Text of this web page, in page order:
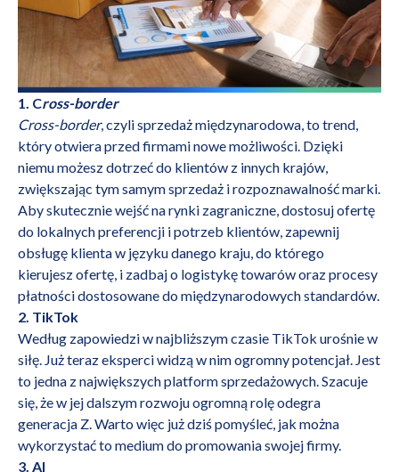
1. Cross-border
Cross-border, czyli sprzedaż międzynarodowa, to trend,
który otwiera przed firmami nowe możliwości. Dzięki
niemu możesz dotrzeć do klientów z innych krajów,
zwiększając tym samym sprzedaż i rozpoznawalność marki.
Aby skutecznie wejść na rynki zagraniczne, dostosuj ofertę
do lokalnych preferencji i potrzeb klientów, zapewnij
obsługę klienta w języku danego kraju, do którego
kierujesz ofertę, i zadbaj o logistykę towarów oraz procesy
płatności dostosowane do międzynarodowych standardów.
2. TikTok
Według zapowiedzi w najbliższym czasie TikTok urośnie w
siłę. Już teraz eksperci widzą w nim ogromny potencjał. Jest
to jedna z największych platform sprzedażowych. Szacuje
się, że w jej dalszym rozwoju ogromną rolę odegra
generacja Z.Warto więc już dziś pomyśleć, jak można
wykorzystać to medium do promowania swojej firmy.
3. AI